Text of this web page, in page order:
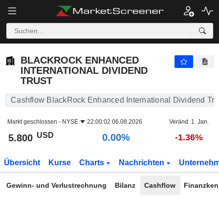
BLACKROCK ENHANCED
INTERNATIONAL DIVIDEND
TRUST
Cashflow BlackRock Enhanced International Dividend
Markt geschlossen - NYSE 22:00:02 06.08.2026 Veränd. 1. Jan.
5.800 USD 0.00% -1.36%
Übersicht Kurse Charts Nachrichten
Gewinn- und Verlustrechnung Bilanz Cashflow